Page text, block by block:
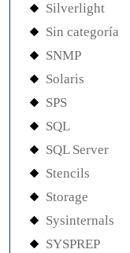
Silverlight
Sin categoría
SNMP
Solaris
SPS
SQL
SQL Server
Stencils
Storage
Sysinternals
SYSPREP